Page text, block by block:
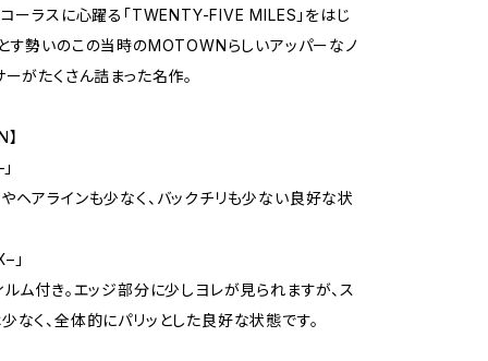
コーラスに心躍る「TWENTY-FIVE MILES」をはじ
す勢いのこの当時のMOTOWNらしいアッパーなノ
ーがたくさん詰まった名作。
ヘアラインも少なく、バックチリも少ない良好な状
」
ルム付き。エッジ部分に少しヨレが見られますが、ス
なく、全体的にパリッとした良好な状態です。